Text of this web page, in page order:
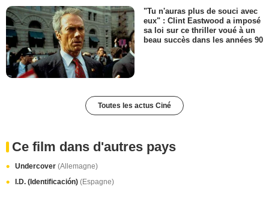
"Tu n'auras plus de souci avec
eux" : Clint Eastwood a imposé
sa loi sur ce thriller voué à un
beau succès dans les années 90
Toutes les actus Ciné
Ce film dans d'autres pays
Undercover (Allemagne)
I.D. (Identificación) (Espagne)